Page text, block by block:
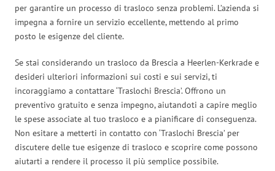
per garantire un processo di trasloco senza problemi. L’azienda si
impegna a fornire un servizio eccellente, mettendo al primo
posto le esigenze del cliente.
Se stai considerando un trasloco da Brescia a Heerlen-Kerkrade e
desideri ulteriori informazioni sui costi e sui servizi, ti
incoraggiamo a contattare ‘Traslochi Brescia’. Offrono un
preventivo gratuito e senza impegno, aiutandoti a capire meglio
le spese associate al tuo trasloco e a pianificare di conseguenza.
Non esitare a metterti in contatto con ‘Traslochi Brescia’ per
discutere delle tue esigenze di trasloco e scoprire come possono
aiutarti a rendere il processo il più semplice possibile.